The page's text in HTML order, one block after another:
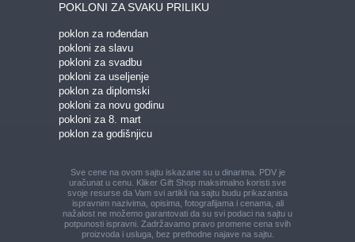
POKLONI ZA SVAKU PRILIKU
poklon za rođendan
pokloni za slavu
pokloni za svadbu
pokloni za useljenje
poklon za diplomski
pokloni za novu godinu
pokloni za 8. mart
poklon za godišnjicu
Sve cene na ovom sajtu iskazane su u dinarima. PDV je
uračunat u cenu. Kliker Gift Shop maksimalno koristi sve
svoje resurse da Vam svi artikli na sajtu budu prikazanisa
ispravnim nazivima, opisima, fotografijama i cenama, ali
nažalost ne možemo garantovati da su svi podaci na sajtu u
potpunosti ispravni. Zadržavamo pravo promene cena svih
proizvoda i usluga, bez prethodne najave na sajtu.